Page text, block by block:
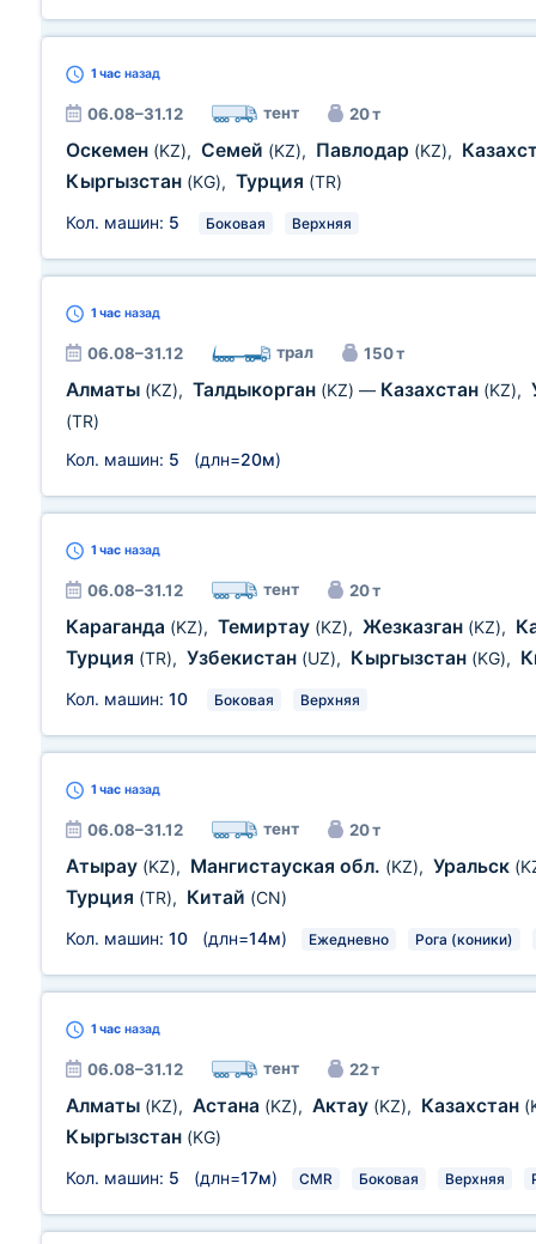
1 час назад
06.08–31.12 тент 20 т
Оскемен (KZ), Семей (KZ), Павлодар (KZ),
Кыргызстан (KG), Турция (TR)
Кол. машин: 5 Боковая Верхняя
1 час назад
06.08–31.12 трал 150 т
Алматы (KZ), Талдыкорган (KZ) — Казахстан (KZ),
(TR)
Кол. машин: 5 (длн=20м)
1 час назад
06.08–31.12 тент 20 т
Караганда (KZ), Темиртау (KZ), Жезказган (KZ),
Турция (TR), Узбекистан (UZ), Кыргызстан (KG),
Кол. машин: 10 Боковая Верхняя
1 час назад
06.08–31.12 тент 20 т
Атырау (KZ), Мангистауская обл. (KZ), Уральск
Турция (TR), Китай (CN)
Кол. машин: 10 (длн=14м) Ежедневно Рога (коники)
1 час назад
06.08–31.12 тент 22 т
Алматы (KZ), Астана (KZ), Актау (KZ), Казахстан
Кыргызстан (KG)
Кол. машин: 5 (длн=17м) CMR Боковая Верхняя